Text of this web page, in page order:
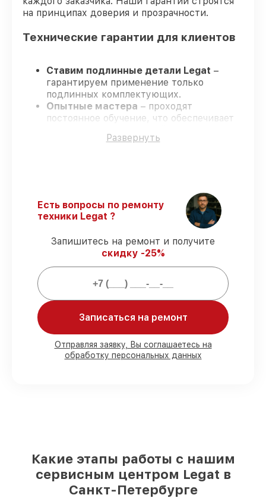
на принципах доверия и прозрачности.
Технические гарантии для клиентов
Ставим подлинные детали Legat –
гарантируем применение только
подлинных комплектующих.
Опытные мастера – проходят
постоянное обучение, что обеспечивает
ремонтные услуги и комплектующие
защищены гарантийной поддержкой до
Мы гарантируем:
присутствии
комплектующих Legat есть в
наличии в мастерской или на складе в
Санкт-Петербурге, остальные поступают
оперативно
Развернуть
Есть вопросы по ремонту
техники Legat ?
Запишитесь на ремонт и получите
скидку -25%
Записаться на ремонт
Отправляя заявку, Вы соглашаетесь на
обработку персональных данных
Какие этапы работы с нашим
сервисным центром Legat в
Санкт-Петербурге